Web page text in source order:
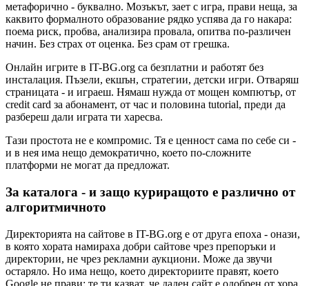
метафорично - буквално. Мозъкът, зает с игра, прави неща, за
каквито формалното образование рядко успява да го накара:
поема риск, пробва, анализира провала, опитва по-различен
начин. Без страх от оценка. Без срам от грешка.
Онлайн игрите в IT-BG.org са безплатни и работят без
инсталация. Пъзели, екшън, стратегии, детски игри. Отваряш
страницата - и играеш. Нямаш нужда от мощен компютър, от
credit card за абонамент, от час и половина tutorial, преди да
разбереш дали играта ти харесва.
Тази простота не е компромис. Тя е ценност сама по себе си -
и в нея има нещо демократично, което по-сложните
платформи не могат да предложат.
За каталога - и защо куриращото е различно от
алгоритмичното
Директорията на сайтове в IT-BG.org е от друга епоха - онази,
в която хората намираха добри сайтове чрез препоръки и
директории, не чрез рекламни аукциони. Може да звучи
остаряло. Но има нещо, което директориите правят, което
Google не прави: те ти казват, че даден сайт е одобрен от хора,